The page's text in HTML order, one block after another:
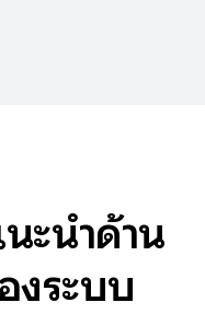
ะนำด้าน
งระบบ